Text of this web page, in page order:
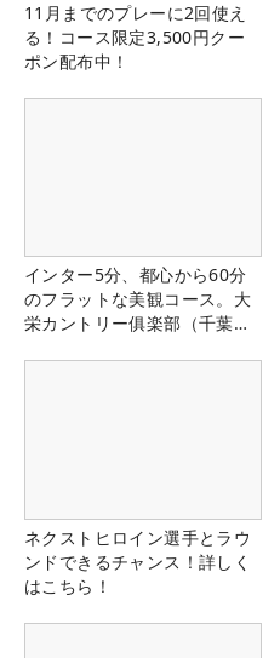
11月までのプレーに2回使え
る！コース限定3,500円クー
ポン配布中！
インター5分、都心から60分
のフラットな美観コース。大
栄カントリー俱楽部（千葉
ネクストヒロイン選手とラウ
ンドできるチャンス！詳しく
はこちら！